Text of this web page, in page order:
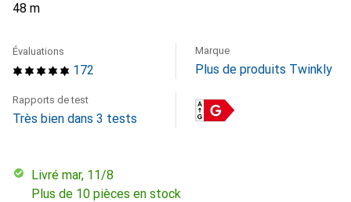
48 m
172
Évaluations Marque
Plus de produits Twinkly
Rapports de test
Très bien dans 3 tests
Livré mar, 11/8
Plus de 10 pièces en stock